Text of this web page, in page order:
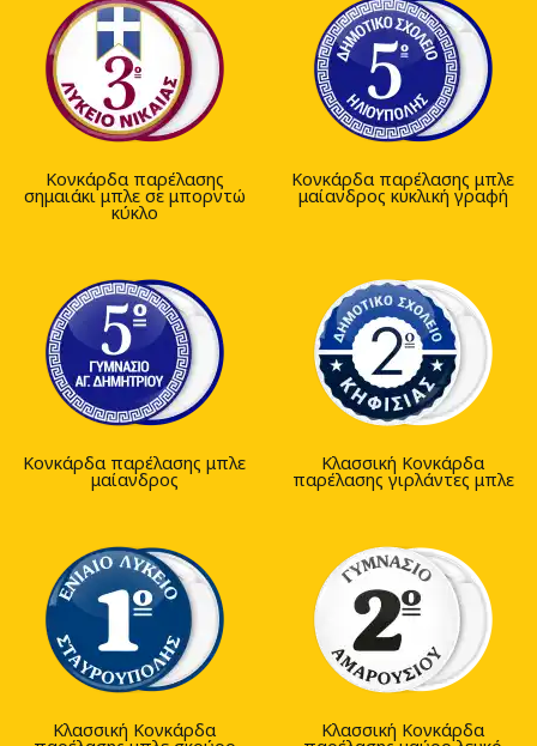
Κονκάρδα παρέλασης
σημαιάκι μπλε σε μπορντώ
κύκλο
Κονκάρδα παρέλασης μπλε
μαίανδρος κυκλική γραφή
Κονκάρδα παρέλασης μπλε
μαίανδρος
Κλασσική Κονκάρδα
παρέλασης γιρλάντες μπλε
Κλασσική Κονκάρδα Kλασσική Κονκάρδα